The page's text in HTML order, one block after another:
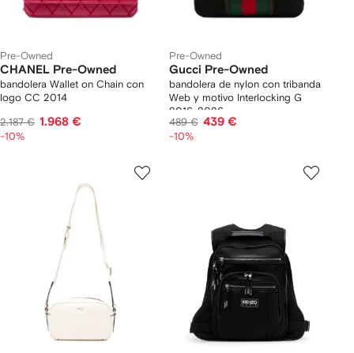
Pre-Owned
CHANEL Pre-Owned
bandolera Wallet on Chain con
logo CC 2014
2.187 € 1.968 €
-10%
Pre-Owned
Gucci Pre-Owned
bandolera de nylon con tribanda
Web y motivo Interlocking G
2016-2026
489 € 439 €
-10%